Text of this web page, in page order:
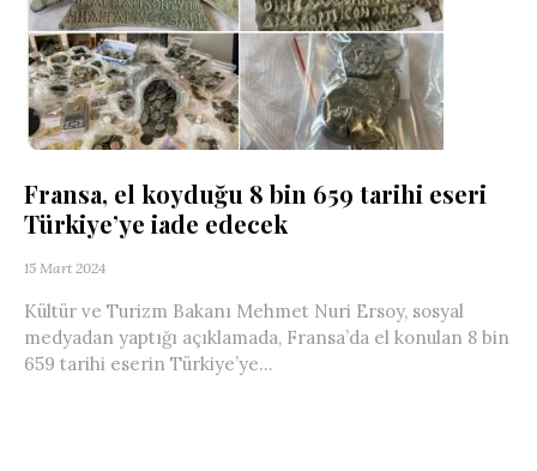
Fransa, el koyduğu 8 bin 659 tarihi eseri
Türkiye’ye iade edecek
15 Mart 2024
Kültür ve Turizm Bakanı Mehmet Nuri Ersoy, sosyal
medyadan yaptığı açıklamada, Fransa’da el konulan 8 bin
659 tarihi eserin Türkiye’ye...